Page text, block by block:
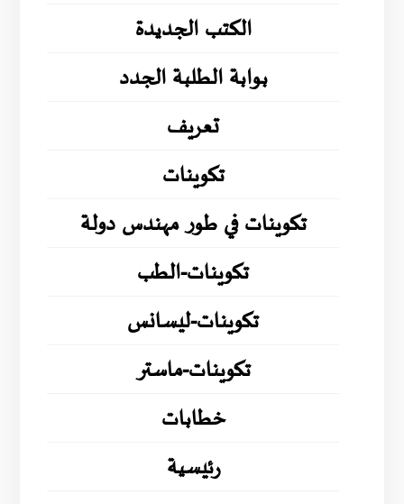
الكتب الجديدة
بوابة الطلبة الجدد
تعريف
تكوينات
تكوينات في طور مهندس دولة
تكوينات-الطب
تكوينات-ليسانس
تكوينات-ماستر
خطابات
رئيسية